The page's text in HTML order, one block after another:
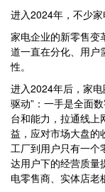
进入2024年，不少家
家电企业的新零售变
道一直在分化、用户
性。
进入2024年后，家
驱动”：一手是全面
台和能力，拉通线上
益，应对市场大盘的
工厂到用户只有一个
达用户下的经营质量
电零售商、实体店老